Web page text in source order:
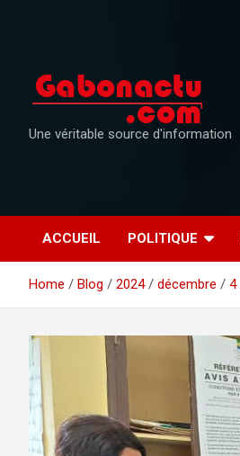
Une véritable source d'information
ACCUEIL POLITIQUE
Home Blog 2024 décembre 4